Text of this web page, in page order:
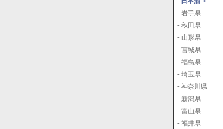
- 岩手県
- 秋田県
- 山形県
- 宮城県
- 福島県
- 埼玉県
- 神奈川県
- 新潟県
- 富山県
- 福井県